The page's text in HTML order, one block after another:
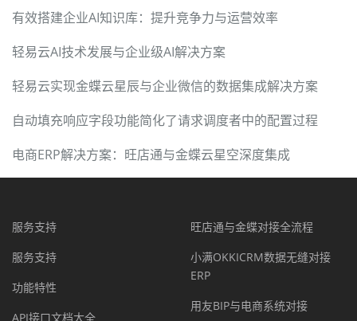
有效搭建企业AI知识库：提升竞争力与运营效率
轻易云AI技术发展与企业级AI解决方案
轻易云实现金蝶云星辰与企业微信的数据集成解决方案
自动填充响应字段功能简化了请求调度者中的配置过程
电商ERP解决方案：旺店通与金蝶云星空深度集成
服务支持
服务支持
功能特性
API接口文档大全
旺店通与金蝶对接全流程
小满OKKICRM数据无缝对接
ERP
用友BIP与电商系统对接